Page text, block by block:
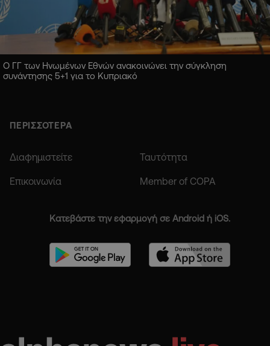
Ο ΓΓ των Ηνωμένων Εθνών ανακοινώνει την σύγκληση
συνάντησης 5+1 για το Κυπριακό
ΠΕΡΙΣΣΟΤΕΡΑ
Διαφημιστείτε Ταυτότητα
Επικοινωνία Member of COPA
Κατεβάστε την εφαρμογή σε Android ή iOS.